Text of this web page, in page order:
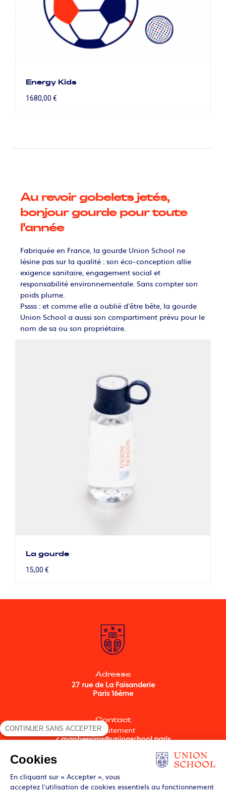
Energy Kids
1680,00 €
Au revoir gobelets jetés,
bonjour gourde pour toute
l’année
Fabriquée en France, la gourde Union School ne
lésine pas sur la qualité : son éco-conception allie
exigence sanitaire, engagement social et
responsabilité environnementale. Sans compter son
poids plume.
Pssss : et comme elle a oublié d’être bête, la gourde
Union School a aussi son compartiment prévu pour le
nom de sa ou son propriétaire.
La gourde
15,00 €
Adresse
27 rue de La Faisanderie
Paris 16ème
Contact
Recrutement
c.manhessims@unionschool.paris
CONTINUER SANS ACCEPTER
Cookies
En cliquant sur « Accepter », vous
acceptez l’utilisation de cookies essentiels au fonctionnement